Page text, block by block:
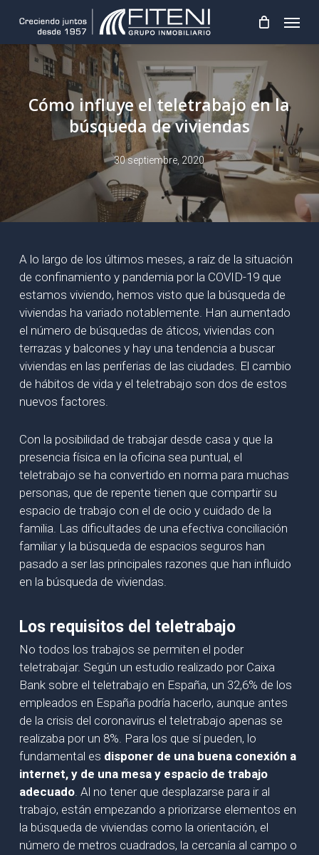
main
content
Cómo influye el teletrabajo en la
búsqueda de viviendas
30 septiembre, 2020
A lo largo de los últimos meses, a raíz de la situación
de confinamiento y pandemia por la COVID-19 que
estamos viviendo, hemos visto que la búsqueda de
viviendas ha variado notablemente. Han aumentado
el número de búsquedas de áticos, viviendas con
terrazas y balcones y hay una tendencia a buscar
viviendas en las periferias de las ciudades. El cambio
de hábitos de vida y el teletrabajo son dos de estos
nuevos factores.
Con la posibilidad de trabajar desde casa y que la
presencia física en la oficina sea puntual, el
teletrabajo se ha convertido en norma para muchas
personas, que de repente tienen que compartir su
espacio de trabajo con el de ocio y cuidado de la
familia. Las dificultades de una efectiva conciliación
familiar y la búsqueda de espacios seguros han
pasado a ser las principales razones que han influido
en la búsqueda de viviendas.
Los requisitos del teletrabajo
No todos los trabajos se permiten el poder
teletrabajar. Según un estudio realizado por Caixa
Bank sobre el teletrabajo en España, un 32,6% de los
empleados en España podría hacerlo, aunque antes
de la crisis del coronavirus el teletrabajo apenas se
realizaba por un 8%. Para los que sí pueden, lo
fundamental es disponer de una buena conexión a
internet, y de una mesa y espacio de trabajo
adecuado. Al no tener que desplazarse para ir al
trabajo, están empezando a priorizarse elementos en
la búsqueda de viviendas como la orientación, el
número de metros cuadrados, la cercanía al campo o